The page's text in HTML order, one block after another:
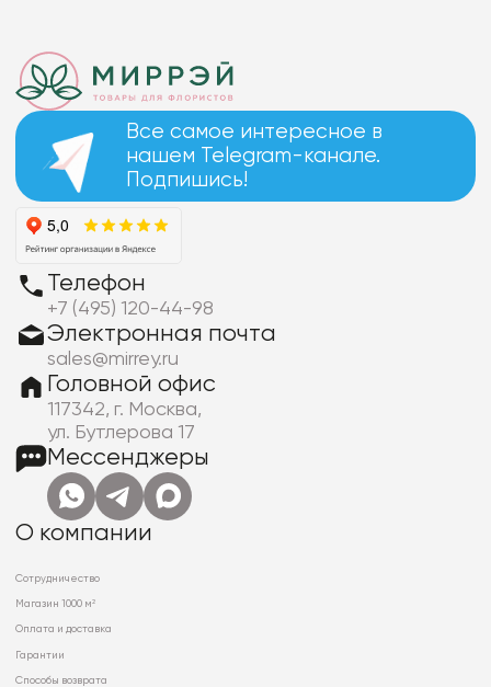
Все самое интересное в
нашем Telegram-канале.
Подпишись!
Телефон
+7 (495) 120-44-98
Электронная почта
sales@mirrey.ru
Головной офис
117342, г. Москва,
ул. Бутлерова 17
Мессенджеры
О компании
Сотрудничество
Магазин 1000 м²
Оплата и доставка
Гарантии
Способы возврата